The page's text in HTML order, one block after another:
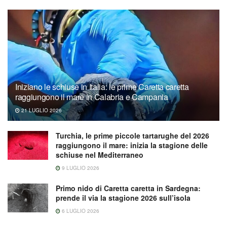
Iniziano le schiuse in Italia: le prime Caretta caretta
raggiungono il mare in Calabria e Campania
21 LUGLIO 2026
Turchia, le prime piccole tartarughe del 2026
raggiungono il mare: inizia la stagione delle
schiuse nel Mediterraneo
9 LUGLIO 2026
Primo nido di Caretta caretta in Sardegna:
prende il via la stagione 2026 sull’isola
6 LUGLIO 2026